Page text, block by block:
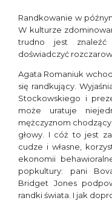
Randkowanie w
W kulturze
trudno jest
doświadczyć
Agata Romaniuk
się randkujący.
Stockowskiego i
może uratuje
mężczyznom
głowy. I cóż to jest
cudze i własne,
ekonomii
popkultury: pani
Bridget Jones
randki świata. I jak